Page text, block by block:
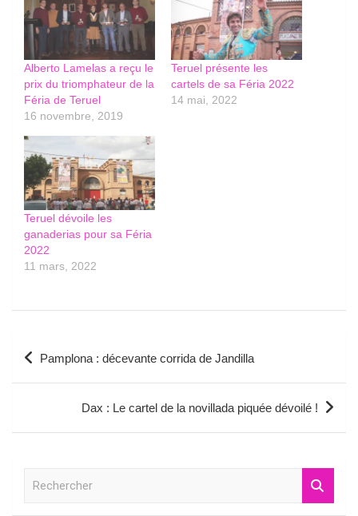
Alberto Lamelas a reçu le
prix du triomphateur de la
Féria de Teruel
16 novembre, 2019
Teruel présente les
cartels de sa Féria 2022
14 mai, 2022
Teruel dévoile les
ganaderias pour sa Féria
2022
11 mars, 2022
Navigation
Pamplona : décevante corrida de Jandilla
Dax : Le cartel de la novillada piquée dévoilé !